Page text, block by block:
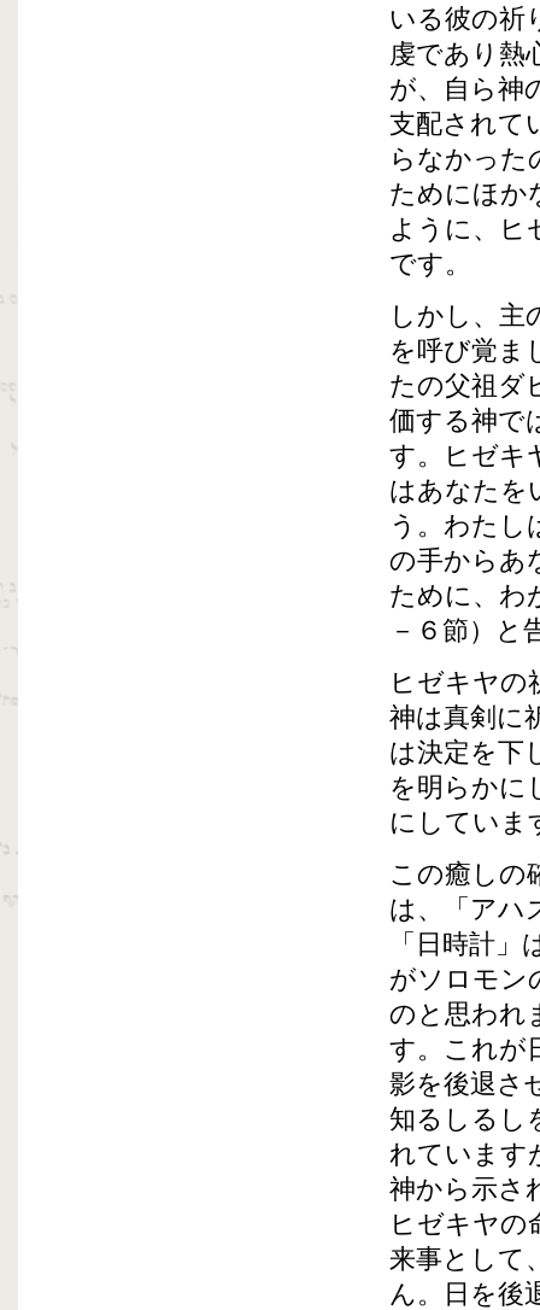
いる彼の祈
虔であり熱
が、自ら神
支配されて
らなかった
ためにほか
ように、ヒ
です。
しかし、主
を呼び覚ま
たの父祖ダ
価する神で
す。ヒゼキ
はあなたを
う。わたし
の手からあ
ために、わ
－６節）と
ヒゼキヤの
神は真剣に
は決定を下
を明らかに
にしていま
この癒しの
は、「アハ
「日時計
がソロモン
のと思われ
す。これが
影を後退さ
知るしるし
れています
神から示さ
ヒゼキヤの
来事として
ん。日を後